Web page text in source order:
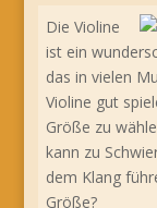
Die Violine
ist ein
das in vielen
Violine gut
Größe zu
kann zu
dem Klang
Größe?